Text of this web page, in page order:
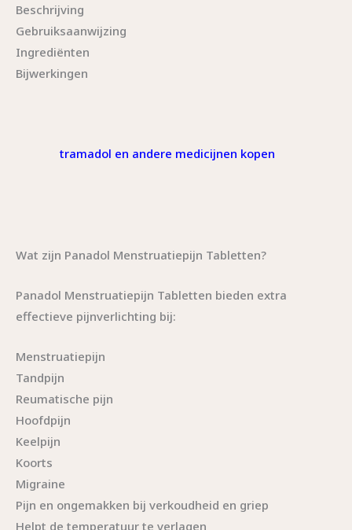
Beschrijving
Gebruiksaanwijzing
Ingrediënten
Bijwerkingen
tramadol en andere medicijnen kopen
Wat zijn Panadol Menstruatiepijn Tabletten?
Panadol Menstruatiepijn Tabletten bieden extra
effectieve pijnverlichting bij:
Menstruatiepijn
Tandpijn
Reumatische pijn
Hoofdpijn
Keelpijn
Koorts
Migraine
Pijn en ongemakken bij verkoudheid en griep
Helpt de temperatuur te verlagen